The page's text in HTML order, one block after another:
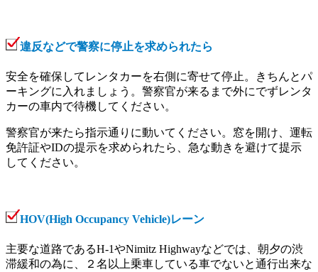
違反などで警察に停止を求められたら
安全を確保してレンタカーを右側に寄せて停止。きちんとパ
ーキングに入れましょう。警察官が来るまで外にでずレンタ
カーの車内で待機してください。
警察官が来たら指示通りに動いてください。窓を開け、運転
免許証やIDの提示を求められたら、急な動きを避けて提示
してください。
HOV(High Occupancy Vehicle)レーン
主要な道路であるH-1やNimitz Highwayなどでは、朝夕の渋
滞緩和の為に、２名以上乗車している車でないと通行出来な